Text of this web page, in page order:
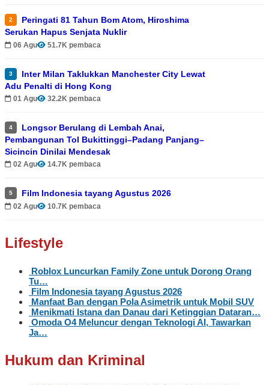
2
Peringati 81 Tahun Bom Atom, Hiroshima
Serukan Hapus Senjata Nuklir
06 Agu 51.7K pembaca
3
Inter Milan Taklukkan Manchester City Lewat
Adu Penalti di Hong Kong
01 Agu 32.2K pembaca
4
Longsor Berulang di Lembah Anai,
Pembangunan Tol Bukittinggi–Padang Panjang–
Sicincin Dinilai Mendesak
02 Agu 14.7K pembaca
5 Film Indonesia tayang Agustus 2026
02 Agu 10.7K pembaca
Lifestyle
Roblox Luncurkan Family Zone untuk Dorong Orang
Tu…
Film Indonesia tayang Agustus 2026
Manfaat Ban dengan Pola Asimetrik untuk Mobil SUV
Menikmati Istana dan Danau dari Ketinggian Dataran…
Omoda O4 Meluncur dengan Teknologi AI, Tawarkan
Ja…
Hukum dan Kriminal